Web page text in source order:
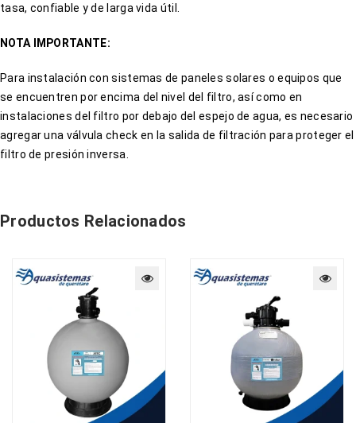
tasa, confiable y de larga vida útil.
NOTA IMPORTANTE:
Para instalación con sistemas de paneles solares o equipos que
se encuentren por encima del nivel del filtro, así como en
instalaciones del filtro por debajo del espejo de agua, es necesario
agregar una válvula check en la salida de filtración para proteger el
filtro de presión inversa.
Productos Relacionados